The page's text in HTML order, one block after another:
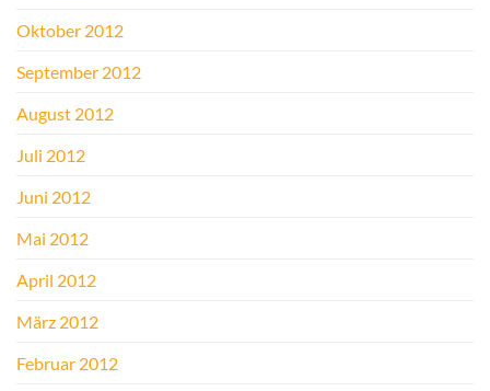
Oktober 2012
September 2012
August 2012
Juli 2012
Juni 2012
Mai 2012
April 2012
März 2012
Februar 2012